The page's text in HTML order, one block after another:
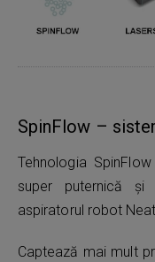
SpinFlow –
Tehnologia
super puternică
aspiratorul robot
Captează mai mult